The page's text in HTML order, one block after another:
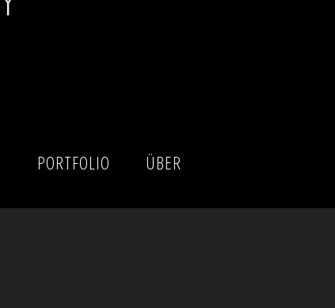
PORTFOLIO ÜBER